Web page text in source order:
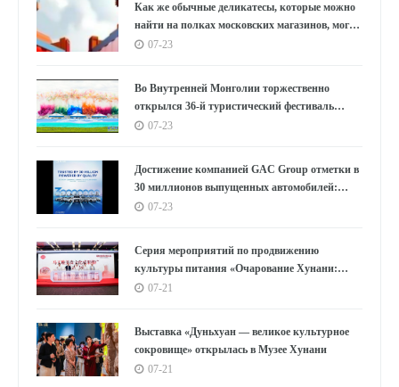
Как же обычные деликатесы, которые можно
найти на полках московских магазинов, могут
украсить столы бесчисленных семей на
07-23
Во Внутренней Монголии торжественно
открылся 36-й туристический фестиваль
«Наадам»
07-23
Достижение компанией GAC Group отметки в
30 миллионов выпущенных автомобилей:
цифры, лежащие в основе концепции "GAC
07-23
Серия мероприятий по продвижению
культуры питания «Очарование Хунани:
вкусы Мавандуй» стартовала в Шанхае
07-21
Выставка «Дуньхуан — великое культурное
сокровище» открылась в Музее Хунани
07-21